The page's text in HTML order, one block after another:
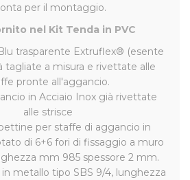
per il montaggio.
nel Kit Tenda in PVC
trasparente Extruflex® (esente
tagliate a misura e rivettate alle
pronte all'aggancio.
in Acciaio Inox già rivettate
alle strisce
per staffe di aggancio in
di 6+6 fori di fissaggio a muro
mm 985 spessore 2 mm.
in metallo tipo SBS 9/4, lunghezza